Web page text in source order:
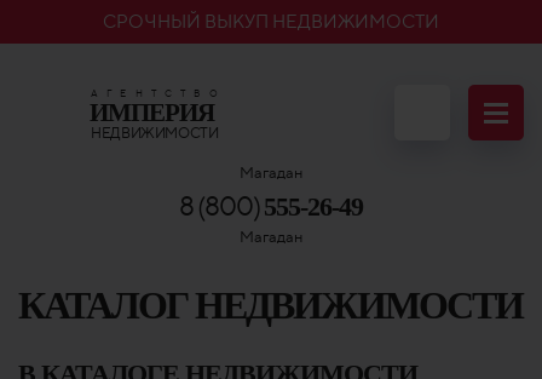
СРОЧНЫЙ ВЫКУП НЕДВИЖИМОСТИ
АГЕНТСТВО
ИМПЕРИЯ
НЕДВИЖИМОСТИ
Магадан
8 (800)555-26-49
Магадан
Отправить
КАТАЛОГ НЕДВИЖИМОСТИ